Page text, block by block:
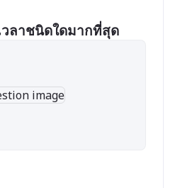
ลาชนิดใดมากที่สุด